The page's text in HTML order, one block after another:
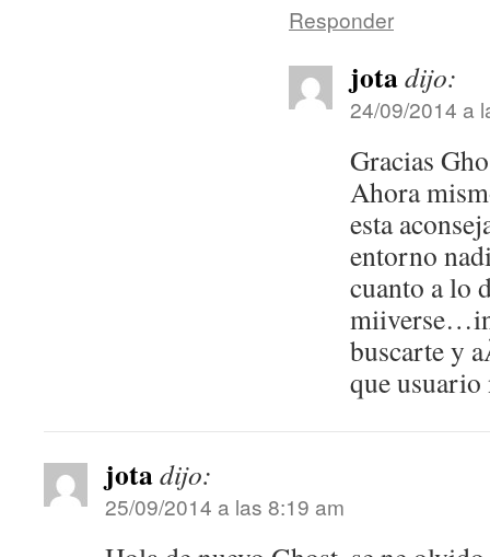
Responder
jotadijo:
24/09/2014 a
Gracias
Ahora
esta
entorno
cuanto a lo
buscarte y
que usuario
jotadijo:
25/09/2014 a las 8:19 am